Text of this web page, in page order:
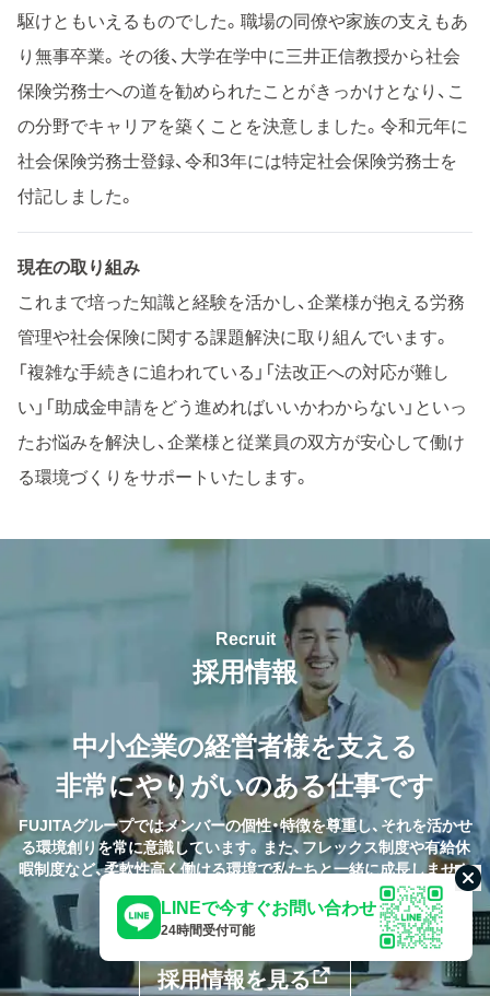
駆けともいえるものでした。職場の同僚や家族の支えもあ
り無事卒業。その後、大学在学中に三井正信教授から社会
保険労務士への道を勧められたことがきっかけとなり、こ
の分野でキャリアを築くことを決意しました。令和元年に
社会保険労務士登録、令和3年には特定社会保険労務士を
付記しました。
現在の取り組み
これまで培った知識と経験を活かし、企業様が抱える労務
管理や社会保険に関する課題解決に取り組んでいます。
「複雑な手続きに追われている」「法改正への対応が難し
い」「助成金申請をどう進めればいいかわからない」といっ
たお悩みを解決し、企業様と従業員の双方が安心して働け
る環境づくりをサポートいたします。
Recruit
採用情報
中小企業の経営者様を支える
非常にやりがいのある仕事です
FUJITAグループではメンバーの個性・特徴を尊重し、それを活かせ
る環境創りを常に意識しています。また、フレックス制度や有給休
暇制度など、柔軟性高く働ける環境で私たちと一緒に成長しません
採用情報を見る
LINEで今すぐお問い合わせ
24時間受付可能